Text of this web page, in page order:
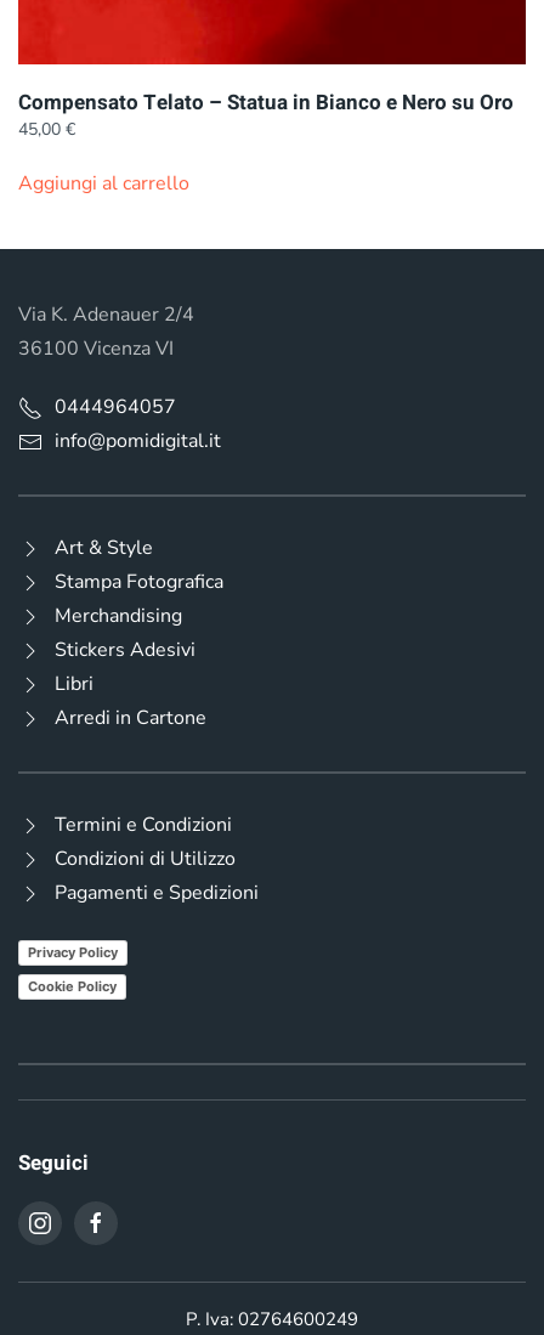
Compensato Telato – Statua in Bianco e Nero su Oro
45,00 €
Aggiungi al carrello
Via K. Adenauer 2/4
36100 Vicenza VI
0444964057
info@pomidigital.it
Art & Style
Stampa Fotografica
Merchandising
Stickers Adesivi
Libri
Arredi in Cartone
Termini e Condizioni
Condizioni di Utilizzo
Pagamenti e Spedizioni
Privacy Policy
Cookie Policy
Seguici
P. Iva: 02764600249